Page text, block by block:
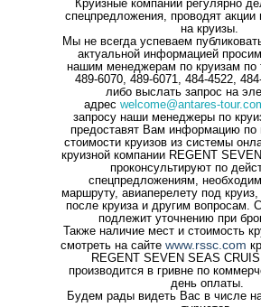
Круизные компании регулярно
спецпредложения, проводят
на круизы.
Мы не всегда успеваем
актуальной информацией
нашим менеджерам по круизам по
489-6070, 489-6071, 484-4522,
либо выслать запрос на
адрес welcome@antares-
запросу наши менеджеры по
предоставят Вам информацию по
стоимости круизов из системы
круизной компании REGENT
проконсультируют по
спецпредложениям,
маршруту, авиаперелету под
после круиза и другим вопросам.
подлежит уточнению при
Также наличие мест и стоимость
смотреть на сайте www.rssc.com
REGENT SEVEN SEAS
производится в гривне по
день оплаты.
Будем рады видеть Вас в числе